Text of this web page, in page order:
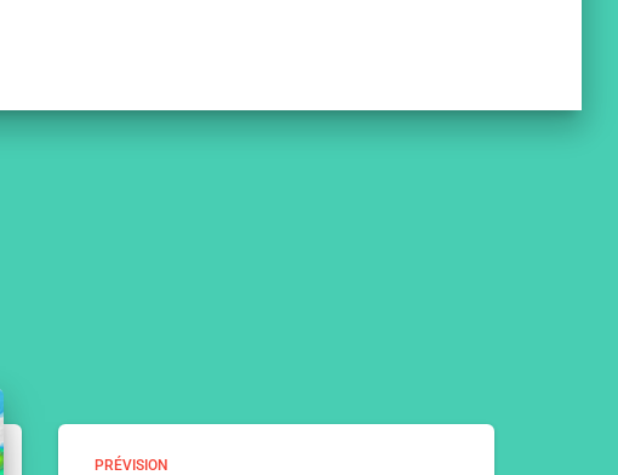
PRÉVISION